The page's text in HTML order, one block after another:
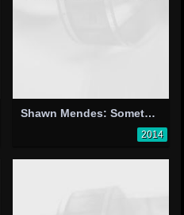
Shawn Mendes: Something Big
2014